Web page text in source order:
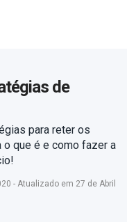
de
para reter os
que é e como fazer a
- Atualizado em 27 de Abril